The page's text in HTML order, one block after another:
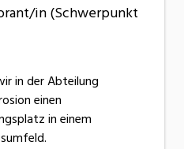
in (Schwerpunkt
in der Abteilung
einen
in einem